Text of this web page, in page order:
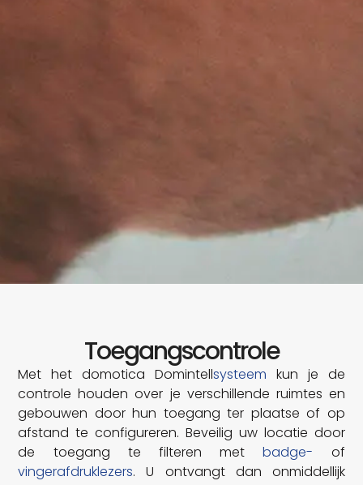
Toegangscontrole
Met het domotica Domintellsysteem kun je de
controle houden over je verschillende ruimtes en
gebouwen door hun toegang ter plaatse of op
afstand te configureren. Beveilig uw locatie door
de toegang te filteren metbadge- of
vingerafdruklezers. U ontvangt dan onmiddellijk